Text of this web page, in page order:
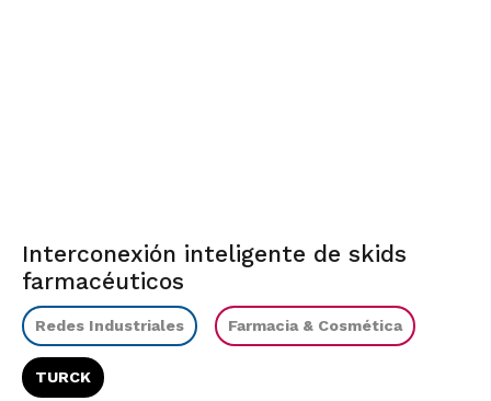
Interconexión inteligente de skids
farmacéuticos
Redes Industriales Farmacia & Cosmética
TURCK